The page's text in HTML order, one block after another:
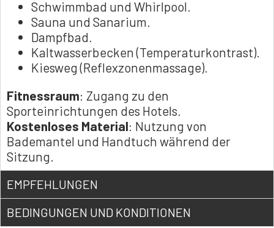
Schwimmbad und Whirlpool.
Sauna und Sanarium.
Dampfbad.
Kaltwasserbecken (Temperaturkontrast).
Kiesweg (Reflexzonenmassage).
Fitnessraum: Zugang zu den
Sporteinrichtungen des Hotels.
Kostenloses Material: Nutzung von
Bademantel und Handtuch während der
Sitzung.
EMPFEHLUNGEN
BEDINGUNGEN UND KONDITIONEN